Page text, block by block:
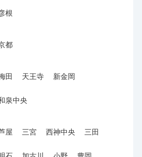
根
都
田 天王寺 新金岡
泉中央
屋 三宮 西神中央 三田